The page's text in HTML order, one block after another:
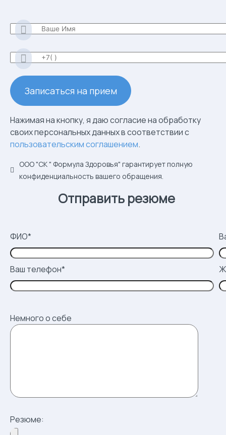
Нажимая на кнопку, я даю согласие на обработку
своих персональных данных в соответствии с
пользовательским соглашением.
ООО "СК " Формула Здоровья" гарантирует полную
конфиденциальность вашего обращения.
Отправить резюме
ФИО*
Ваш телефон*
Немного о себе
Резюме: